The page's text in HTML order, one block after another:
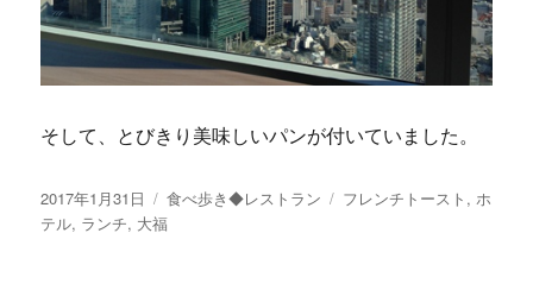
そして、とびきり美味しいパンが付いていました。
投
稿
2017年1月31日
カ
テ
食べ歩き◆レストラン
タ
フレンチトースト , ホ
テル, ランチ, 大福